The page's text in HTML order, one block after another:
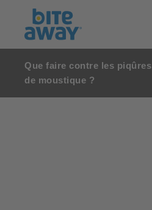
Que faire contre les piqûres
de moustique ?